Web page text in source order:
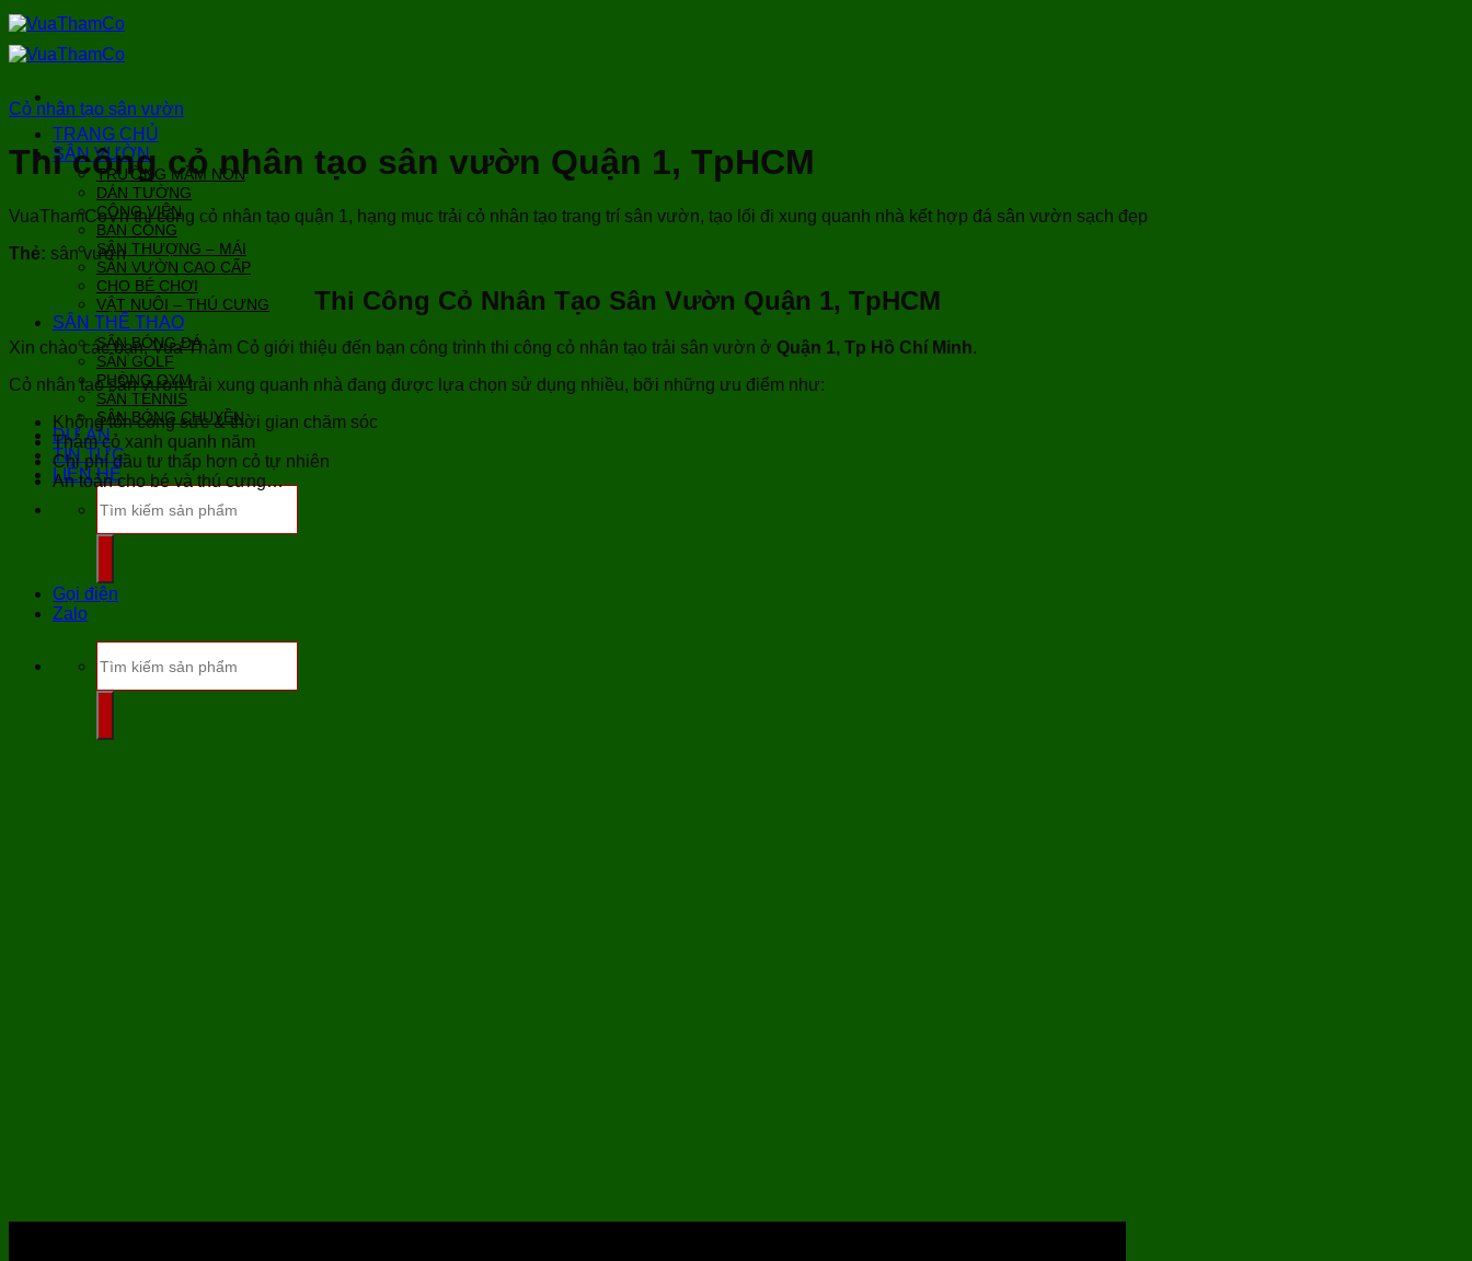
Bỏ
qua
nội
TRANG CHỦ
SÂN VƯỜN
TRƯỜNG MẦM NON
DÁN TƯỜNG
CÔNG VIÊN
BAN CÔNG
SÂN THƯỢNG – MÁI
SÂN VƯỜN CAO CẤP
CHO BÉ CHƠI
VẬT NUÔI – THÚ CƯNG
SÂN THỂ THAO
SÂN BÓNG ĐÁ
SÂN GOLF
PHÒNG GYM
SÂN TENNIS
SÂN BÓNG CHUYỀN
DỰ ÁN
TIN TỨC
LIÊN HỆ
Tìm
kiếm:
Gọi điện
Zalo
kiếm:
Cỏ nhân tạo sân vườn
Thi công cỏ nhân tạo sân vườn Quận 1, TpHCM
VuaThamCoVn thi công cỏ nhân tạo quận 1, hạng mục trải cỏ nhân tạo trang trí sân vườn, tạo lối đi xung quanh nhà kết hợp đá sân vườn sạch đẹp
Thẻ: sân vườn
Thi Công Cỏ Nhân Tạo Sân Vườn Quận 1, TpHCM
Xin chào các bạn, Vua Thảm Cỏ giới thiệu đến bạn công trình thi công cỏ nhân tạo trải sân vườn ở Quận 1, Tp Hồ Chí Minh.
Cỏ nhân tạo sân vườn trải xung quanh nhà đang được lựa chọn sử dụng nhiều, bỡi những ưu điểm như:
Không tốn công sức & thời gian chăm sóc
Thảm cỏ xanh quanh năm
Chi phí đầu tư thấp hơn cỏ tự nhiên
An toàn cho bé và thú cưng…